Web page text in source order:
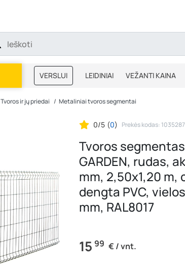
VERSLUI LEIDINIAI VEŽANTI KAINA
MOKIBLOGAS IŠPARDAVIMAS
Tvoros ir jų priedai Metaliniai tvoros segmentai
0/5 (0) Prekės kodas:
Tvoros segmentas
GARDEN, rudas,
mm, 2,50x1,20 m,
dengta PVC,
mm, RAL8017
15 99 € / vnt.